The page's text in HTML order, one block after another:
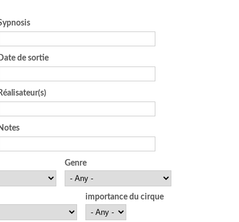
Date de sortie
Réalisateur(s)
Genre
importance du cirque